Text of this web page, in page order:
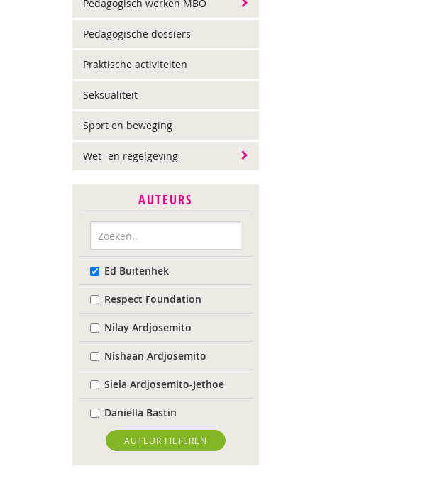
Pedagogisch werken MBO
Pedagogische dossiers
Praktische activiteiten
Seksualiteit
Sport en beweging
Wet- en regelgeving
AUTEURS
Ed Buitenhek
Respect Foundation
Nilay Ardjosemito
Nishaan Ardjosemito
Siela Ardjosemito-Jethoe
Daniëlla Bastin
Joyce Blauwhoff
Robbert Blokland
AUTEUR FILTEREN